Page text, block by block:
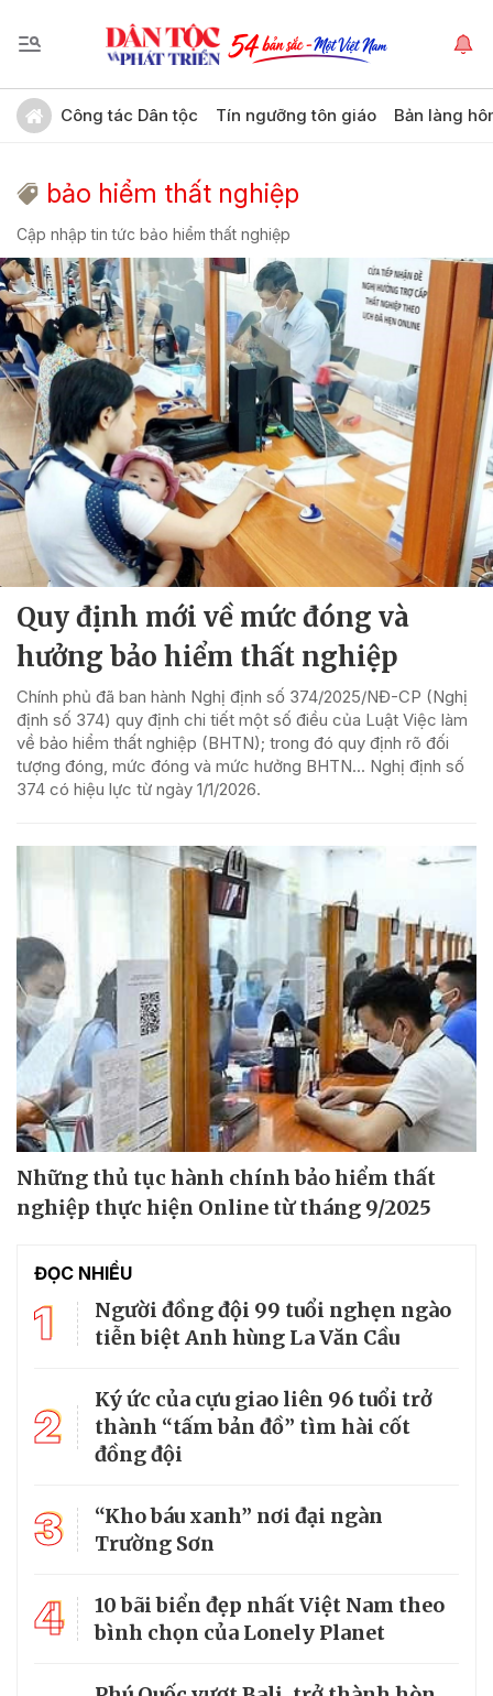
Công tác Dân tộc Tín ngưỡng tôn giáo Bản làng
bảo hiểm thất nghiệp
Cập nhập tin tức bảo hiểm thất nghiệp
Quy định mới về mức đóng và
hưởng bảo hiểm thất nghiệp
Chính phủ đã ban hành Nghị định số 374/2025/NĐ-CP (Nghị
định số 374) quy định chi tiết một số điều của Luật Việc làm
về bảo hiểm thất nghiệp (BHTN); trong đó quy định rõ đối
tượng đóng, mức đóng và mức hưởng BHTN... Nghị định số
374 có hiệu lực từ ngày 1/1/2026.
Những thủ tục hành chính bảo hiểm thất
nghiệp thực hiện Online từ tháng 9/2025
ĐỌC NHIỀU
1
Người đồng đội 99 tuổi nghẹn ngào
tiễn biệt Anh hùng La Văn Cầu
2
Ký ức của cựu giao liên 96 tuổi trở
thành “tấm bản đồ” tìm hài cốt
đồng đội
3
“Kho báu xanh” nơi đại ngàn
Trường Sơn
4
10 bãi biển đẹp nhất Việt Nam theo
bình chọn của Lonely Planet